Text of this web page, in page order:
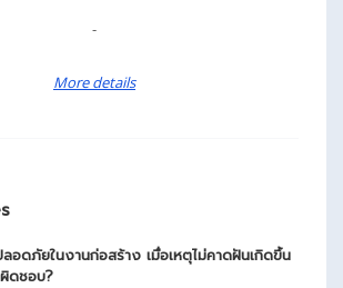
-
More details
อดภัยในงานก่อสร้าง เมื่อเหตุไม่คาดฝันเกิดขึ้น
ดชอบ?